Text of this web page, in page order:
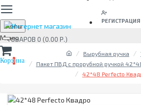
РЕГИСТРАЦИЯ
Menu
ТОВАРОВ 0 (0.00 Р.)
0
Вырубная ручка
Пакет ПВД с прорубной ручкой
42*48 Perfecto